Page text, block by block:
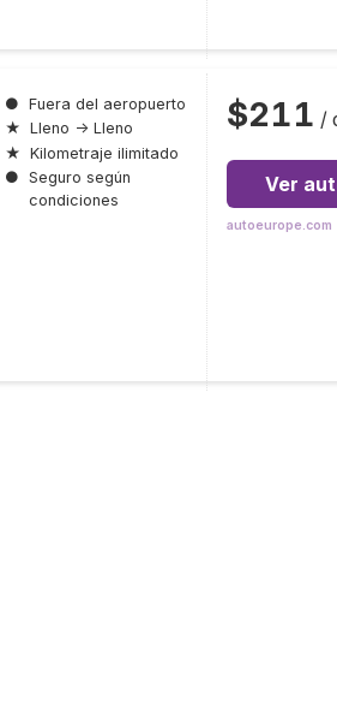
● Fuera del aeropuerto
★ Lleno → Lleno
★ Kilometraje ilimitado
● Seguro según
condiciones
$211 /
Ver
autoeurope.com